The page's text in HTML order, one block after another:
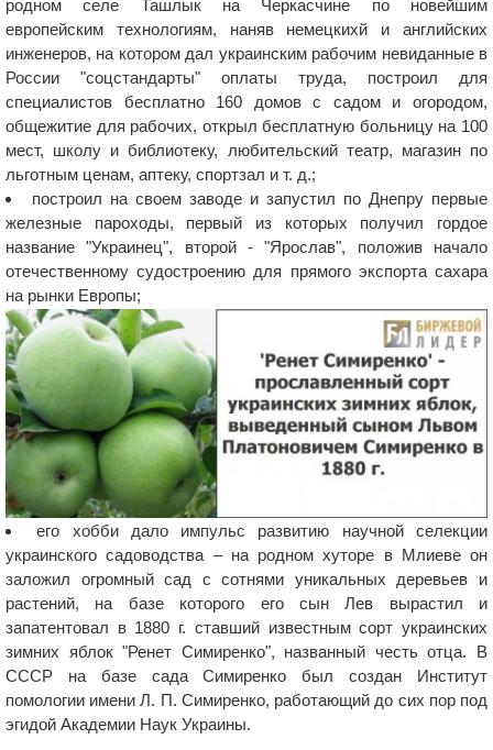
родном селе Ташлык на Черкасчине по новейшим
европейским технологиям, наняв немецкихй и английских
инженеров, на котором дал украинским рабочим невиданные в
России "соцстандарты" оплаты труда, построил для
специалистов бесплатно 160 домов с садом и огородом,
общежитие для рабочих, открыл бесплатную больницу на 100
мест, школу и библиотеку, любительский театр, магазин по
льготным ценам, аптеку, спортзал и т. д.;
построил на своем заводе и запустил по Днепру первые
железные пароходы, первый из которых получил гордое
название "Украинец", второй - "Ярослав", положив начало
отечественному судостроению для прямого экспорта сахара
на рынки Европы;
его хобби дало импульс развитию научной селекции
украинского садоводства – на родном хуторе в Млиеве он
заложил огромный сад с сотнями уникальных деревьев и
растений, на базе которого его сын Лев вырастил и
запатентовал в 1880 г. ставший известным сорт украинских
зимних яблок "Ренет Симиренко", названный честь отца. В
СССР на базе сада Симиренко был создан Институт
помологии имени Л. П. Симиренко, работающий до сих пор под
эгидой Академии Наук Украины.